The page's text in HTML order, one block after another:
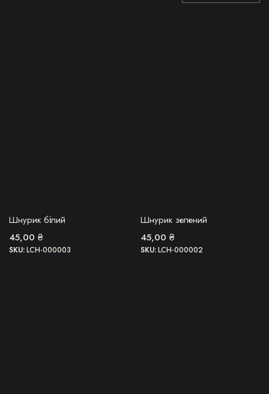
БЕРУ!
Шнурик білий
45,00 ₴
SKU:LCH-000003
БЕРУ!
Шнурик зелений
45,00 ₴
SKU:LCH-000002